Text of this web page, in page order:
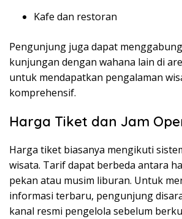
Kafe dan restoran
Pengunjung juga dapat
kunjungan dengan wahana lain di
untuk mendapatkan pengalaman
komprehensif.
Harga Tiket dan Jam
Harga tiket biasanya mengikuti
wisata. Tarif dapat berbeda antara
pekan atau musim liburan. Untuk
informasi terbaru, pengunjung
kanal resmi pengelola sebelum